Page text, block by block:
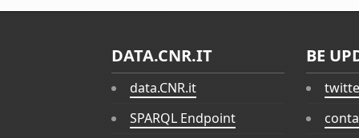
DATA.CNR.IT
data.CNR.it
SPARQL Endpoint
BE